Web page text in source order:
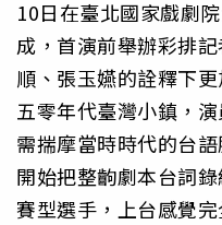
10日在臺北國家戲劇
成，首演前舉辦彩排
順、張玉嬿的詮釋下
五零年代臺灣小鎮，
需揣摩當時時代的台
開始把整齣劇本台詞
賽型選手，上台感覺完